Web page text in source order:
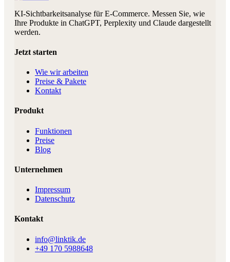
KI-Sichtbarkeitsanalyse für E-Commerce. Messen Sie, wie
Ihre Produkte in ChatGPT, Perplexity und Claude dargestellt
werden.
Jetzt starten
Wie wir arbeiten
Preise & Pakete
Kontakt
Produkt
Funktionen
Preise
Blog
Unternehmen
Impressum
Datenschutz
Kontakt
info@linktik.de
+49 170 5988648